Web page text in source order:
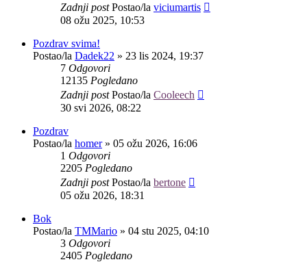
Zadnji postPostao/la viciumartis
08 ožu 2025, 10:53
Pozdrav svima!
Postao/la Dadek22 » 23 lis 2024, 19:37
7 Odgovori
12135 Pogledano
Zadnji postPostao/la Cooleech
30 svi 2026, 08:22
Pozdrav
Postao/la homer» 05 ožu 2026, 16:06
1 Odgovori
2205 Pogledano
Zadnji postPostao/la bertone
05 ožu 2026, 18:31
Bok
Postao/la TMMario » 04 stu 2025, 04:10
3 Odgovori
2405 Pogledano